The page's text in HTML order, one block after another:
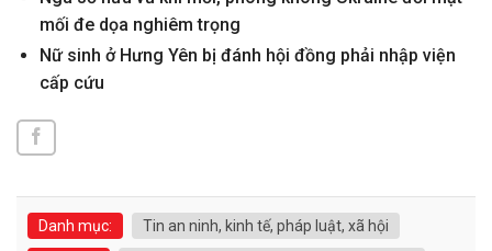
mối đe dọa nghiêm trọng
Nữ sinh ở Hưng Yên bị đánh hội đồng phải nhập viện
cấp cứu
Danh mục:
Tin an ninh, kinh tế, pháp luật, xã hội